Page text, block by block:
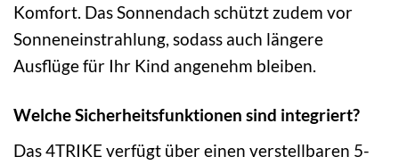
Komfort. Das Sonnendach schützt zudem vor
Sonneneinstrahlung, sodass auch längere
Ausflüge für Ihr Kind angenehm bleiben.
Welche Sicherheitsfunktionen sind integriert?
Das 4TRIKE verfügt über einen verstellbaren 5-